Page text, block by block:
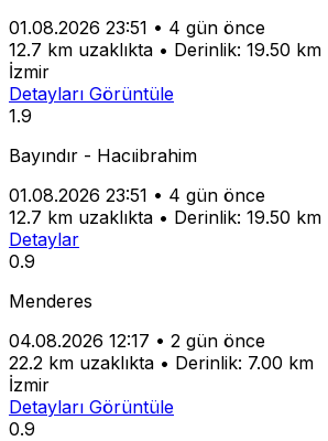
01.08.2026 23:51 • 4 gün önce
12.7 km uzaklıkta • Derinlik: 19.50 km
İzmir
Detayları Görüntüle
1.9
Bayındır - Hacıibrahim
01.08.2026 23:51 • 4 gün önce
12.7 km uzaklıkta • Derinlik: 19.50 km
Detaylar
0.9
Menderes
04.08.2026 12:17 • 2 gün önce
22.2 km uzaklıkta • Derinlik: 7.00 km
İzmir
Detayları Görüntüle
0.9